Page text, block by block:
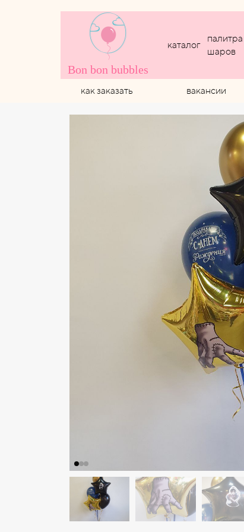
Bon bon bubbles
каталог
палитра
шаров
как заказать вакансии